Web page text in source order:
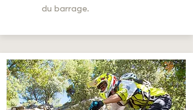
du barrage.